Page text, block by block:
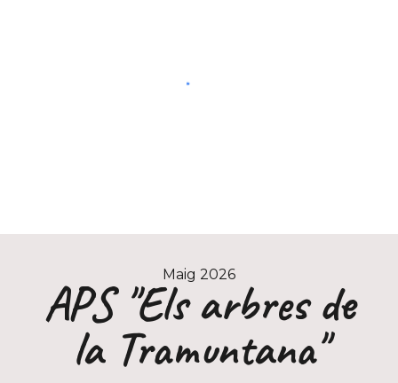
Maig 2026
APS "Els arbres de
la Tramuntana"